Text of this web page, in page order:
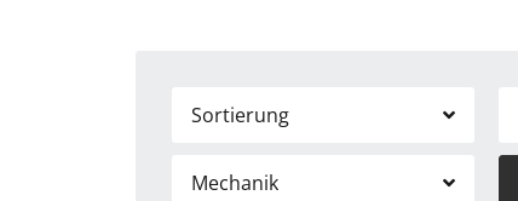
Sortierung
Mechanik